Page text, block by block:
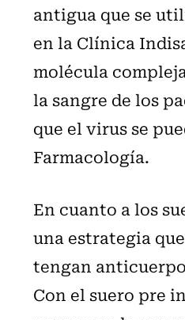
antigua que se
en la Clínica
molécula
la sangre de los
que el virus se
Farmacología.
En cuanto a los
una estrategia
tengan
Con el suero pre